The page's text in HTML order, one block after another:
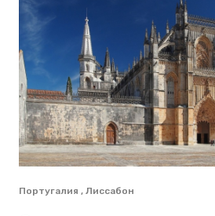
Португалия , Лиссабон